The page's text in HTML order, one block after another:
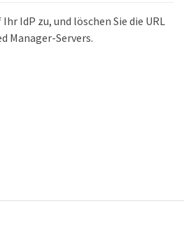
IdP zu, und löschen Sie die URL
Manager-Servers.